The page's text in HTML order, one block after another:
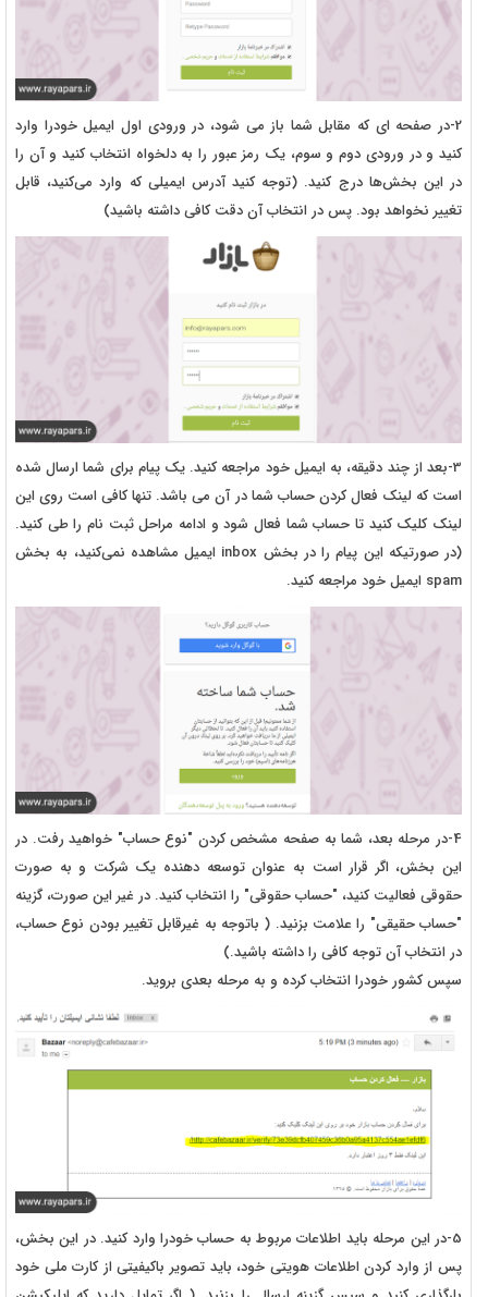
2-در صفحه ای که مقابل شما باز می شود، در ورودی اول ایمیل خودرا وارد
کنید و در ورودی دوم و سوم، یک رمز عبور را به دلخواه انتخاب کنید و آن را
در این بخش‌ها درج کنید. (توجه کنید آدرس ایمیلی که وارد می‌کنید، قابل
تغییر نخواهد بود. پس در انتخاب آن دقت کافی داشته باشید)
3-بعد از چند دقیقه، به ایمیل خود مراجعه کنید. یک پیام برای شما ارسال شده
است که لینک فعال کردن حساب شما در آن می باشد. تنها کافی است روی این
لینک کلیک کنید تا حساب شما فعال شود و ادامه مراحل ثبت نام را طی کنید.
(در صورتیکه این پیام را در بخش inbox ایمیل مشاهده نمی‌کنید، به بخش
spam ایمیل خود مراجعه کنید.
4-در مرحله بعد، شما به صفحه مشخص کردن "نوع حساب" خواهید رفت. در
این بخش، اگر قرار است به عنوان توسعه دهنده یک شرکت و به صورت
حقوقی فعالیت کنید، "حساب حقوقی" را انتخاب کنید. در غیر این صورت، گزینه
"حساب حقیقی" را علامت بزنید. ( باتوجه به غیرقابل تغییر بودن نوع حساب،
در انتخاب آن توجه کافی را داشته باشید.)
سپس کشور خودرا انتخاب کرده و به مرحله بعدی بروید.
5-در این مرحله باید اطلاعات مربوط به حساب خودرا وارد کنید. در این بخش،
پس از وارد کردن اطلاعات هویتی خود، باید تصویر باکیفیتی از کارت ملی خود